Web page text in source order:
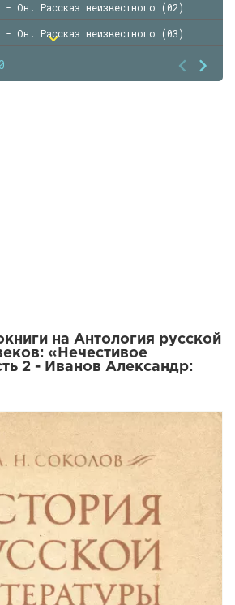
- Он. Рассказ неизвестного (02)
- Он. Рассказ неизвестного (03)
- Он. Рассказ неизвестного (04)
- Крысолов (01)
на Антология русской
«Нечестивое
2 - Иванов Александр: